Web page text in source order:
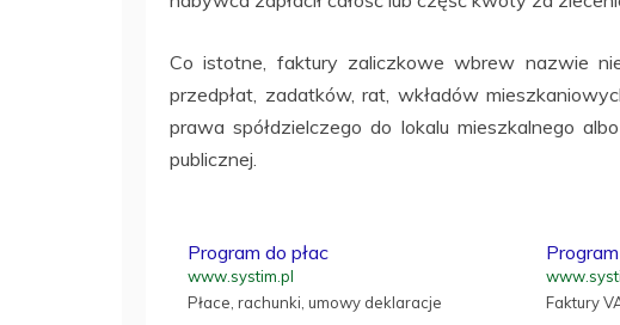
Co istotne, faktury zaliczkowe wbrew nazwie
przedpłat, zadatków, rat, wkładów
prawa spółdzielczego do lokalu mieszkalnego
publicznej.
Program do płac
www.systim.pl
Płace, rachunki, umowy deklaracje
Faktury